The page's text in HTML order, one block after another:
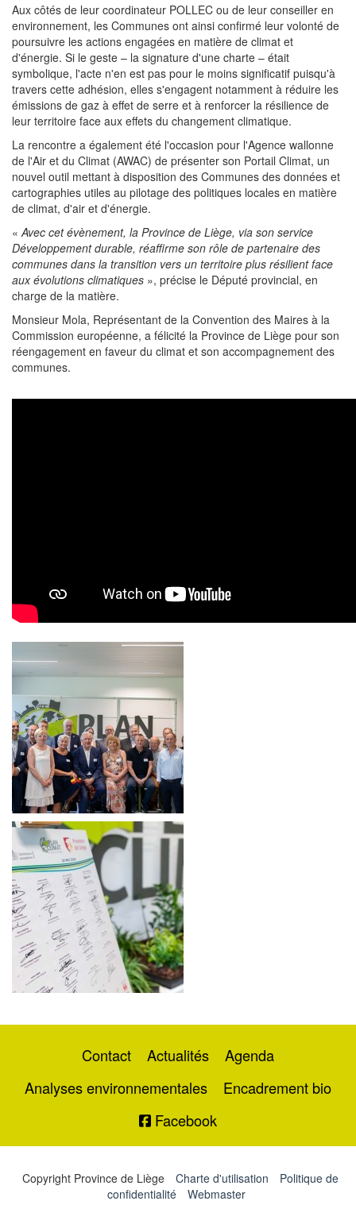
Aux côtés de leur coordinateur POLLEC ou de leur conseiller en
environnement, les Communes ont ainsi confirmé leur volonté de
poursuivre les actions engagées en matière de climat et
d'énergie. Si le geste – la signature d'une charte – était
symbolique, l'acte n'en est pas pour le moins significatif puisqu'à
travers cette adhésion, elles s'engagent notamment à réduire les
émissions de gaz à effet de serre et à renforcer la résilience de
leur territoire face aux effets du changement climatique.
La rencontre a également été l'occasion pour l'Agence wallonne
de l'Air et du Climat (AWAC) de présenter son Portail Climat, un
nouvel outil mettant à disposition des Communes des données et
cartographies utiles au pilotage des politiques locales en matière
de climat, d'air et d'énergie.
« Avec cet évènement, la Province de Liège, via son service
Développement durable, réaffirme son rôle de partenaire des
communes dans la transition vers un territoire plus résilient face
aux évolutions climatiques », précise le Député provincial, en
charge de la matière.
Monsieur Mola, Représentant de la Convention des Maires à la
Commission européenne, a félicité la Province de Liège pour son
réengagement en faveur du climat et son accompagnement des
communes.
Contact Actualités
Agenda
Analyses environnementales
Encadrement bio
Facebook
Copyright Province de Liège Charte d'utilisation
Politique de
confidentialité
Webmaster